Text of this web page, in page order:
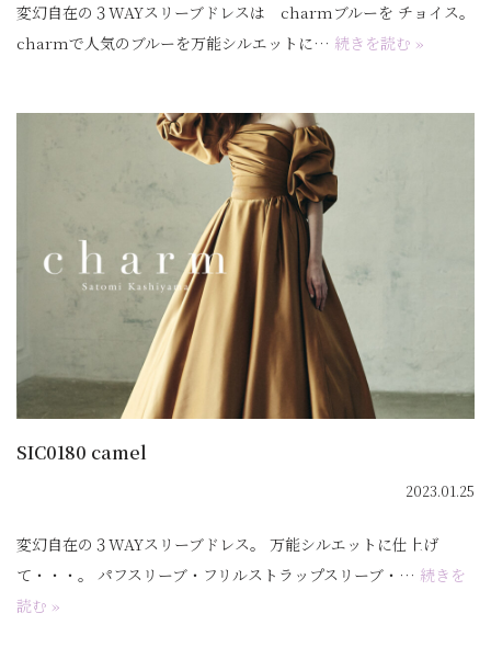
変幻自在の３WAYスリーブドレスは charmブルーを チョイス。
charmで人気のブルーを万能シルエットに… 続きを読む »
SIC0180 camel
2023.01.25
変幻自在の３WAYスリーブドレス。 万能シルエットに仕上げ
て・・・。 パフスリーブ・フリルストラップスリーブ・… 続きを
読む »